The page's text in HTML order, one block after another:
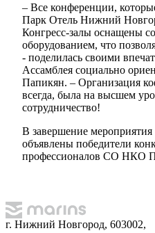
– Все конференции,
Парк Отель Нижний
Конгресс-залы оснащены
оборудованием, что
- поделилась своими
Ассамблея социально
Папикян. – Организация
всегда, была на высшем
сотрудничество!
В завершение
объявлены победители
профессионалов СО НКО
г. Нижний Новгород, 603002,